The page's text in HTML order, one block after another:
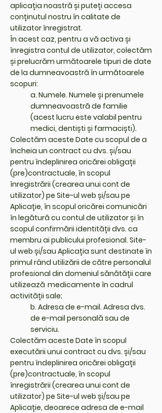
aplicația noastră și puteți accesa
conținutul nostru în calitate de
utilizator înregistrat.
În acest caz, pentru a vă activa și
înregistra contul de utilizator, colectăm
și prelucrăm următoarele tipuri de date
de la dumneavoastră în următoarele
scopuri:
a. Numele. Numele și prenumele
dumneavoastră de familie
(acest lucru este valabil pentru
medici, dentiști și farmaciști).
Colectăm aceste Date cu scopul de a
încheia un contract cu dvs. și/sau
pentru îndeplinirea oricărei obligații
(pre)contractuale, în scopul
înregistrării (crearea unui cont de
utilizator) pe Site-ul web și/sau pe
Aplicație, în scopul oricărei comunicări
în legătură cu contul de utilizator și în
scopul confirmării identității dvs. ca
membru ai publicului profesional. Site-
ul web și/sau Aplicația sunt destinate în
primul rând utilizării de către personalul
profesional din domeniul sănătății care
utilizează medicamente în cadrul
activității sale;
b. Adresa de e-mail. Adresa dvs.
de e-mail personală sau de
serviciu.
Colectăm aceste Date în scopul
executării unui contract cu dvs. și/sau
pentru îndeplinirea oricărei obligații
(pre)contractuale, în scopul
înregistrării (crearea unui cont de
utilizator) pe Site-ul web și/sau pe
Aplicație, deoarece adresa de e-mail